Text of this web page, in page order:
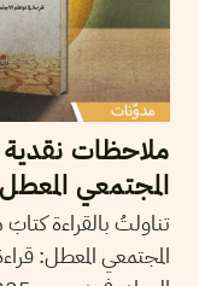
ملاحظات نقدية
المجتمعي
تناولتُ بالقراءة
المجتمعي المعطل: